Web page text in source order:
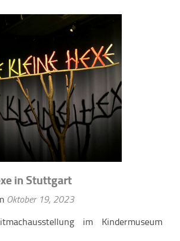
in Stuttgart
Oktober 19, 2023
im Kindermuseum